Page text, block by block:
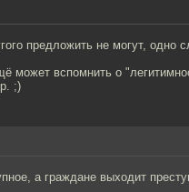
предложить не могут, одно
может вспомнить о
;)
а граждане выходит